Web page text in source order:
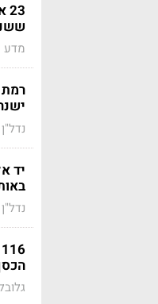
מדע
ישנה ב-
נדל"ן
נדל"ן